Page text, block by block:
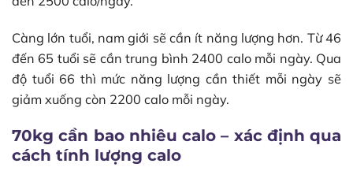
Càng lớn tuổi, nam giới sẽ cần ít năng lượng hơn. Từ 46
đến 65 tuổi sẽ cần trung bình 2400 calo mỗi ngày. Qua
độ tuổi 66 thì mức năng lượng cần thiết mỗi ngày sẽ
giảm xuống còn 2200 calo mỗi ngày.
70kg cần bao nhiêu calo – xác định qua
cách tính lượng calo